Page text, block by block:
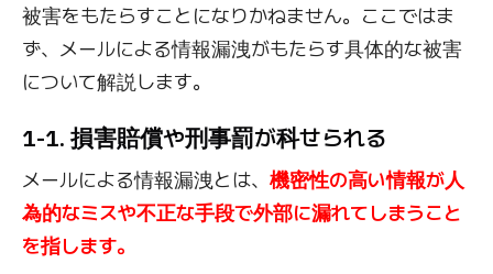
被害をもたらすことになりかねません。ここではま
ず、メールによる情報漏洩がもたらす具体的な被害
について解説します。
1-1. 損害賠償や刑事罰が科せられる
メールによる情報漏洩とは、 機密性の高い情報が人
為的なミスや不正な手段で外部に漏れてしまうこと
を指します。